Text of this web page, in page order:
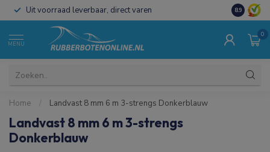
Uit voorraad leverbaar, direct varen Al 15 jaar
8.9
MENU
0
Home / Landvast 8 mm 6 m 3-strengs Donkerblauw
Landvast 8 mm 6 m 3-strengs
Donkerblauw